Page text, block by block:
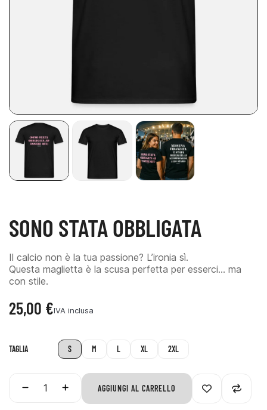
SONO STATA OBBLIGATA
Il calcio non è la tua passione? L’ironia sì.
Questa maglietta è la scusa perfetta per esserci… ma
con stile.
25,00 €IVA inclusa
TAGLIA S M L XL 2XL
AGGIUNGI AL CARRELLO